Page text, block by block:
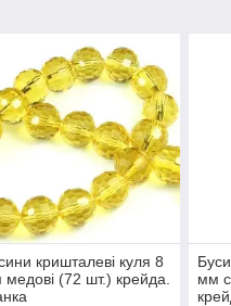
кришталеві куля 8
(72 шт.) крейда.
мм